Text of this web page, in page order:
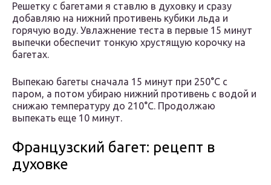
Решетку с багетами я ставлю в духовку и сразу
добавляю на нижний противень кубики льда и
горячую воду. Увлажнение теста в первые 15 минут
выпечки обеспечит тонкую хрустящую корочку на
багетах.
Выпекаю багеты сначала 15 минут при 250°С с
паром, а потом убираю нижний противень с водой и
снижаю температуру до 210°С. Продолжаю
выпекать еще 10 минут.
Французский багет: рецепт в
духовке